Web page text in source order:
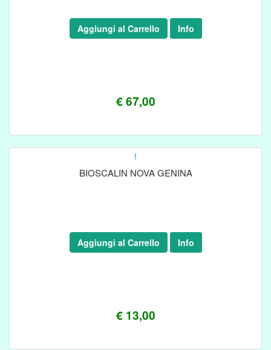
€ 67,00
Aggiungi al Carrello Info
!
BIOSCALIN NOVA GENINA
€ 13,00
Aggiungi al Carrello Info